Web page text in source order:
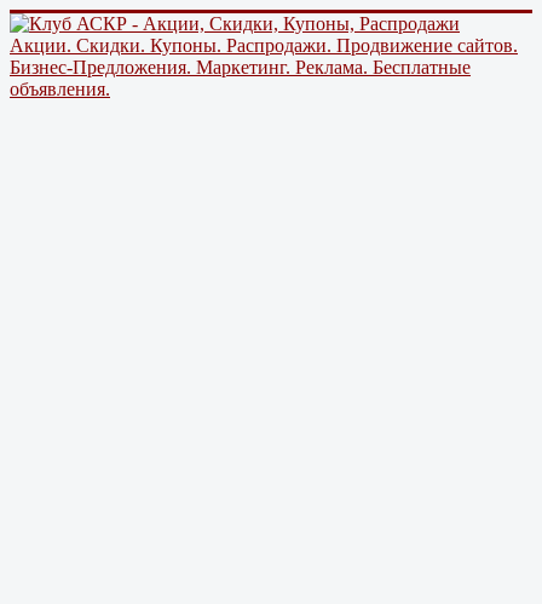
Акции. Скидки. Купоны. Распродажи. Продвижение сайтов.
Бизнес-Предложения. Маркетинг. Реклама. Бесплатные
объявления.